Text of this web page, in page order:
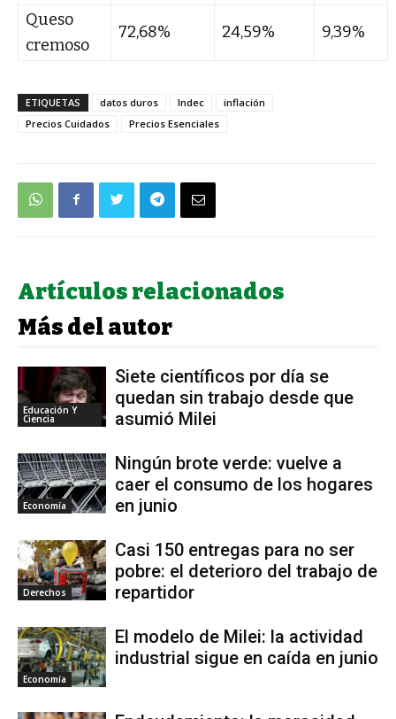
Queso
cremoso
72,68% 24,59% 9,39%
ETIQUETAS datos duros Indec
inflación
Precios Cuidados
Precios Esenciales
Artículos relacionados
Más del autor
Educación Y
Ciencia
Siete científicos por día se
quedan sin trabajo desde que
asumió Milei
Economía
Ningún brote verde: vuelve a
caer el consumo de los hogares
en junio
Derechos
Casi 150 entregas para no ser
pobre: el deterioro del trabajo de
repartidor
Economía
El modelo de Milei: la actividad
industrial sigue en caída en junio